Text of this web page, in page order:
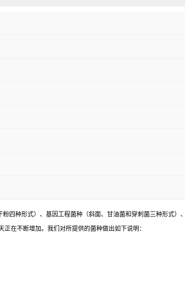
四种形式）、基因工程菌种（斜面、甘油菌和穿刺菌三种形式）
在不断增加。我们对所提供的菌种做出如下说明：